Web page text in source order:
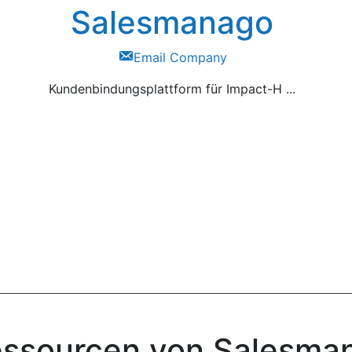
Salesmanago
Email Company
Kundenbindungsplattform für Impact-H ...